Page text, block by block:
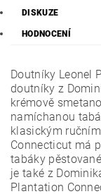
DISKUZE
HODNOCENÍ
Doutníky Leonel
doutníky z
krémově
namíchanou
klasickým
Connecticut má
tabáky
je také z
Plantation